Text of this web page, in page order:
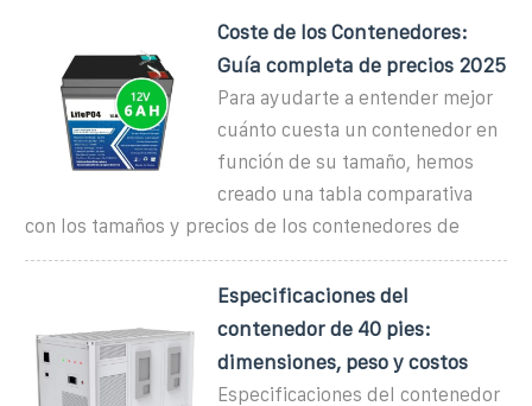
Coste de los Contenedores:
Guía completa de precios 2025
Para ayudarte a entender mejor
cuánto cuesta un contenedor en
función de su tamaño, hemos
creado una tabla comparativa
con los tamaños y precios de los contenedores de
Especificaciones del
contenedor de 40 pies:
dimensiones, peso y costos
Especificaciones del contenedor